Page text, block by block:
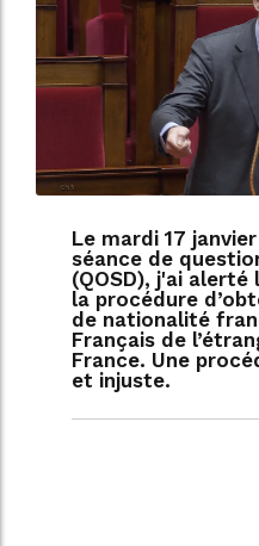
Le mardi 17
séance de
(QOSD), j'ai
la procédure
de nationalité
Français de
France. Une
et injuste.